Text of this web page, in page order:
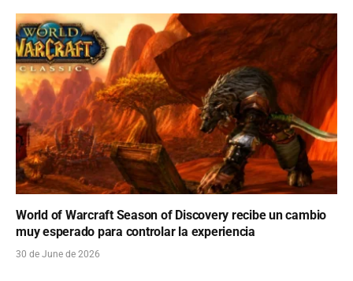
World of Warcraft Season of Discovery recibe un cambio
muy esperado para controlar la experiencia
30 de June de 2026